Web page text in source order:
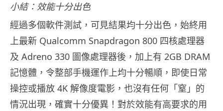
小結：效能十分出色
經過多個軟件測試，可見結果均十分出色，始終用
上最新 Qualcomm Snapdragon 800 四核處理器
及 Adreno 330 圖像處理器後，加上有 2GB DRAM
記憶體，令整部手機運作上均十分暢順，即使日常
操控或播放 4K 解像度電影，也沒有任何「窒」的
情況出現，確實十分優異！對於效能有高要求的用